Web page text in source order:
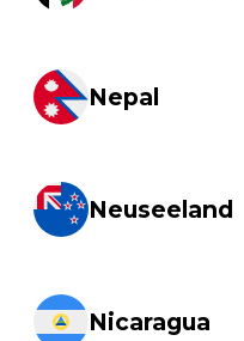
Nepal
Neuseeland
Nicaragua